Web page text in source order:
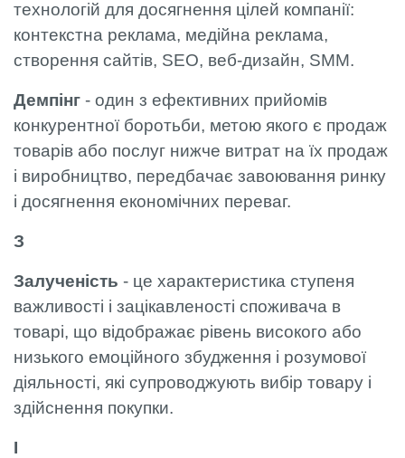
технологій для досягнення цілей компанії:
контекстна реклама, медійна реклама,
створення сайтів, SEO, веб-дизайн, SMM.
Демпінг - один з ефективних прийомів
конкурентної боротьби, метою якого є продаж
товарів або послуг нижче витрат на їх продаж
і виробництво, передбачає завоювання ринку
і досягнення економічних переваг.
З
Залученість - це характеристика ступеня
важливості і зацікавленості споживача в
товарі, що відображає рівень високого або
низького емоційного збудження і розумової
діяльності, які супроводжують вибір товару і
здійснення покупки.
І